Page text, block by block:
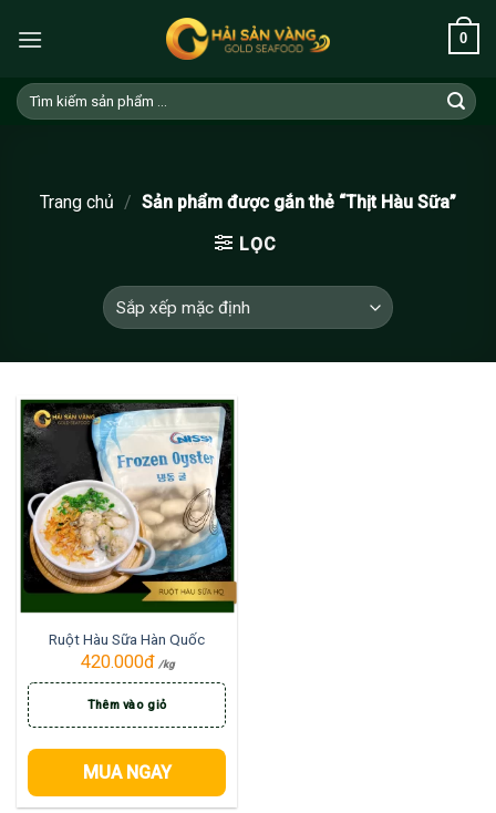
0
Tìm
kiếm:
Trang chủ / Sản phẩm được gắn thẻ “Thịt Hàu Sữa”
LỌC
Ruột Hàu Sữa Hàn Quốc
420.000đ /kg
Thêm vào giỏ
MUA NGAY